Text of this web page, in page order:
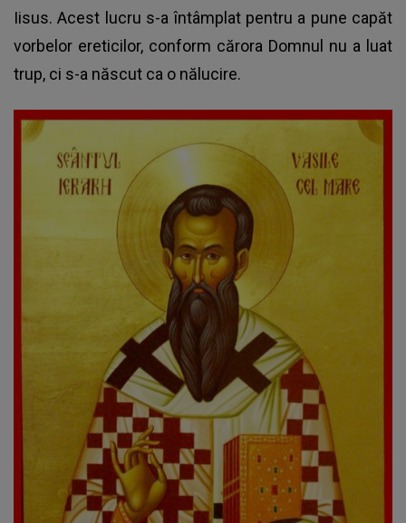
Iisus. Acest lucru s-a întâmplat pentru a pune capăt
vorbelor ereticilor, conform cărora Domnul nu a luat
trup, ci s-a născut ca o nălucire.